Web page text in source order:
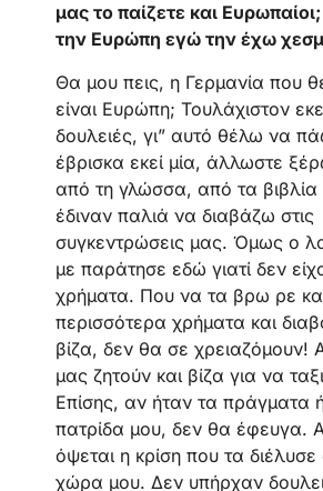
μας το παίζετε και
την Ευρώπη εγώ την έχω
Θα μου πεις, η Γερμανία που
είναι Ευρώπη; Τουλάχιστον
δουλειές, γι” αυτό θέλω να
έβρισκα εκεί μία, άλλωστε
από τη γλώσσα, από τα
έδιναν παλιά να διαβάζω στις
συγκεντρώσεις μας. Όμως ο
με παράτησε εδώ γιατί δεν
χρήματα. Που να τα βρω ρε
περισσότερα χρήματα και
βίζα, δεν θα σε χρειαζόμουν!
μας ζητούν και βίζα για να
Επίσης, αν ήταν τα πράγματα
πατρίδα μου, δεν θα έφευγα.
όψεται η κρίση που τα
χώρα μου. Δεν υπήρχαν